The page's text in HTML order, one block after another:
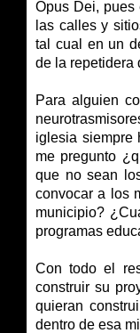
Opus Dei, pues
las calles y
tal cual en un
de la repetidera
Para alguien
iglesia siempre
me pregunto
que no sean
convocar a los
municipio?
programas
Con todo el
construir su
quieran
dentro de esa